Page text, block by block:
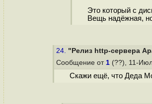
Это который с
Вещь надёжная,
24. "Релиз http-сервера
Сообщение от 1 (??), 11-
Скажи ещё, что Деда